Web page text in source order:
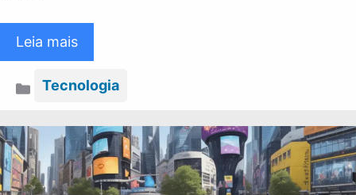
Leia mais
Categorias
Tecnologia